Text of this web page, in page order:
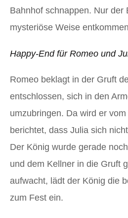
Bahnhof schnappen. Nur der
mysteriöse Weise
Happy-End für Romeo und
Romeo beklagt in der Gruft
entschlossen, sich in den
umzubringen. Da wird er
berichtet, dass Julia sich
Der König wurde gerade
und dem Kellner in die Gruft
aufwacht, lädt der König die
zum Fest ein.